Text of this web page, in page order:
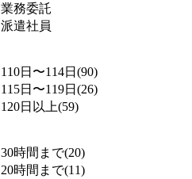
業務委託
派遣社員
110日〜114日(90)
115日〜119日(26)
120日以上(59)
30時間まで(20)
20時間まで(11)